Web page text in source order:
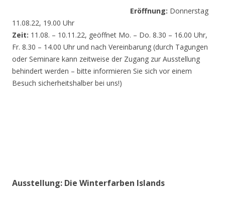
Eröffnung: Donnerstag
11.08.22, 19.00 Uhr
Zeit: 11.08. – 10.11.22, geöffnet Mo. – Do. 8.30 – 16.00 Uhr,
Fr. 8.30 – 14.00 Uhr und nach Vereinbarung (durch Tagungen
oder Seminare kann zeitweise der Zugang zur Ausstellung
behindert werden – bitte informieren Sie sich vor einem
Besuch sicherheitshalber bei uns!)
Ausstellung: Die Winterfarben Islands